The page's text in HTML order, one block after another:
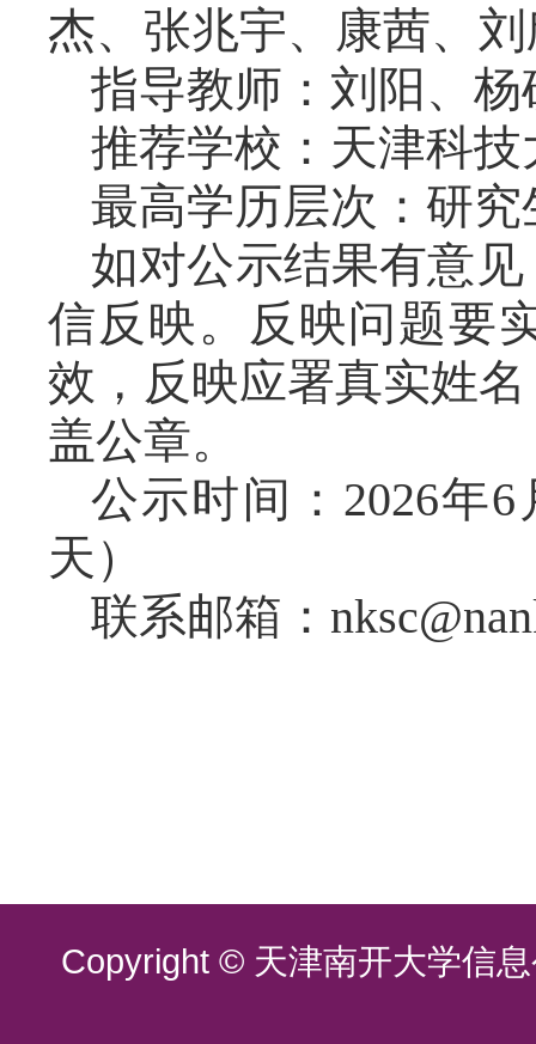
杰、张兆宇、康茜、
指导教师：刘阳、
推荐学校：天津科技
最高学历层次：研究
如对公示结果有意
信反映。反映问题要
效，反映应署真实姓
盖公章。
公示时间：2026年
天）
联系邮箱：
Copyright © 天津南开大学信